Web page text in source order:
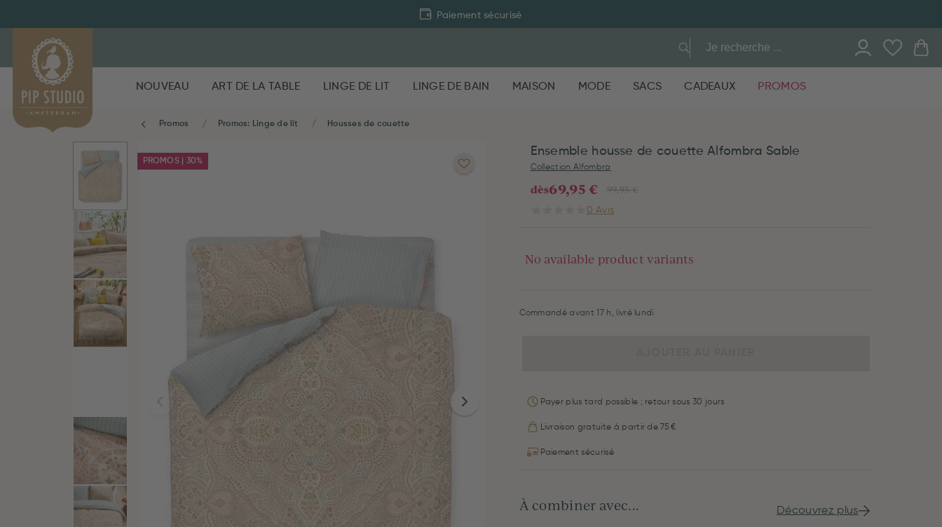
Paiement sécurisé
NOUVEAU ART DE LA TABLE LINGE DE LIT LINGE DE BAIN MAISON MODE SACS CADEAUX PROMOS
Promos Promos: Linge de lit Housses de couette
PROMOS | 30%
Ensemble housse de couette Alfombra Sable
Collection Alfombra
dès 99,95 €
69,95 €
0 Avis
No available product variants
Commandé avant 17 h, livré lundi
Payer plus tard possible ; retour sous 30 jours
Livraison gratuite à partir de 75 €
Paiement sécurisé
À combiner avec... Découvrez plus